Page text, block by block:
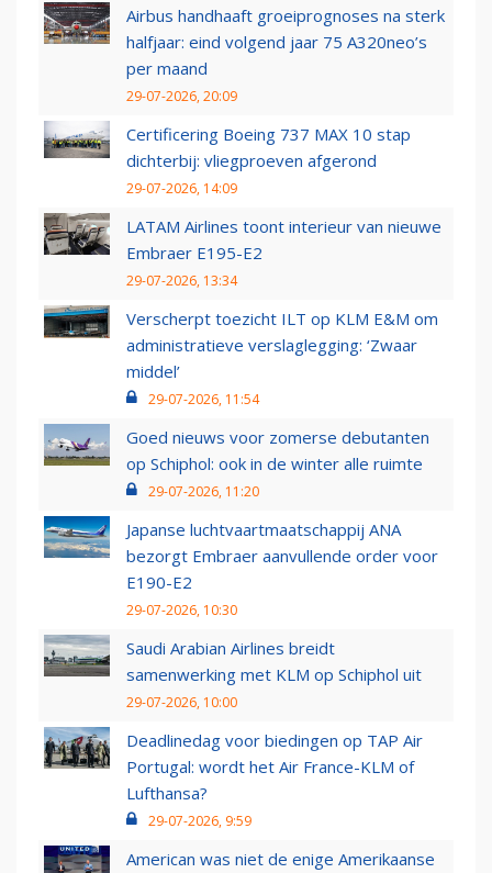
Airbus handhaaft groeiprognoses na sterk
halfjaar: eind volgend jaar 75 A320neo’s
per maand
29-07-2026, 20:09
Certificering Boeing 737 MAX 10 stap
dichterbij: vliegproeven afgerond
29-07-2026, 14:09
LATAM Airlines toont interieur van nieuwe
Embraer E195-E2
29-07-2026, 13:34
Verscherpt toezicht ILT op KLM E&M om
administratieve verslaglegging: ‘Zwaar
middel’
29-07-2026, 11:54
Goed nieuws voor zomerse debutanten
op Schiphol: ook in de winter alle ruimte
29-07-2026, 11:20
Japanse luchtvaartmaatschappij ANA
bezorgt Embraer aanvullende order voor
E190-E2
29-07-2026, 10:30
Saudi Arabian Airlines breidt
samenwerking met KLM op Schiphol uit
29-07-2026, 10:00
Deadlinedag voor biedingen op TAP Air
Portugal: wordt het Air France-KLM of
Lufthansa?
29-07-2026, 9:59
American was niet de enige Amerikaanse